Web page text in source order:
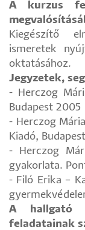
A kurzus
Kiegészítő
ismeretek
oktatásához.
Jegyzetek,
- Herczog
Budapest 2005
- Herczog
Kiadó,
- Herczog
gyakorlata.
- Filó Erika –
A hallgató
feladatainak